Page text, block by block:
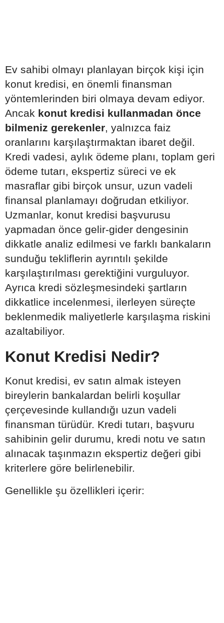
Ev sahibi olmayı planlayan birçok kişi için
konut kredisi, en önemli finansman
yöntemlerinden biri olmaya devam ediyor.
Ancak konut kredisi kullanmadan önce
bilmeniz gerekenler, yalnızca faiz
oranlarını karşılaştırmaktan ibaret değil.
Kredi vadesi, aylık ödeme planı, toplam geri
ödeme tutarı, ekspertiz süreci ve ek
masraflar gibi birçok unsur, uzun vadeli
finansal planlamayı doğrudan etkiliyor.
Uzmanlar, konut kredisi başvurusu
yapmadan önce gelir-gider dengesinin
dikkatle analiz edilmesi ve farklı bankaların
sunduğu tekliflerin ayrıntılı şekilde
karşılaştırılması gerektiğini vurguluyor.
Ayrıca kredi sözleşmesindeki şartların
dikkatlice incelenmesi, ilerleyen süreçte
beklenmedik maliyetlerle karşılaşma riskini
azaltabiliyor.
Konut Kredisi Nedir?
Konut kredisi, ev satın almak isteyen
bireylerin bankalardan belirli koşullar
çerçevesinde kullandığı uzun vadeli
finansman türüdür. Kredi tutarı, başvuru
sahibinin gelir durumu, kredi notu ve satın
alınacak taşınmazın ekspertiz değeri gibi
kriterlere göre belirlenebilir.
Genellikle şu özellikleri içerir: